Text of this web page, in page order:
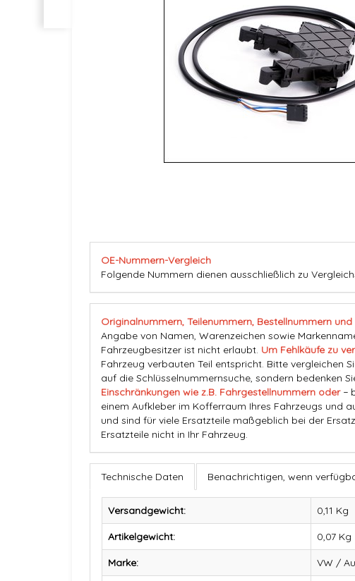
OE-Nummern-Vergleich
Folgende Nummern dienen ausschließlich zu
Originalnummern, Teilenummern, Bestellnummern
Angabe von Namen, Warenzeichen sowie
Fahrzeugbesitzer ist nicht erlaubt. Um Fehlkäufe zu
Fahrzeug verbauten Teil entspricht. Bitte vergleichen
auf die Schlüsselnummernsuche, sondern bedenken
Einschränkungen wie z.B. Fahrgestellnummern oder−
einem Aufkleber im Kofferraum Ihres Fahrzeugs und
und sind für viele Ersatzteile maßgeblich bei der
Ersatzteile nicht in Ihr Fahrzeug.
Technische Daten Benachrichtigen, wenn
Versandgewicht: 0,11 Kg
Artikelgewicht: 0,07 Kg
Marke: VW /